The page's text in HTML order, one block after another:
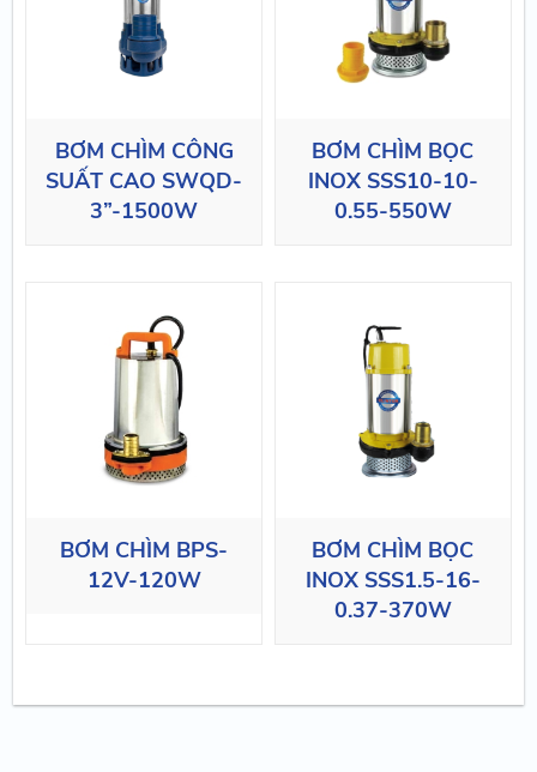
BƠM CHÌM CÔNG
SUẤT CAO SWQD-
3”-1500W
BƠM CHÌM BỌC
INOX SSS10-10-
0.55-550W
BƠM CHÌM BPS-
12V-120W
BƠM CHÌM BỌC
INOX SSS1.5-16-
0.37-370W